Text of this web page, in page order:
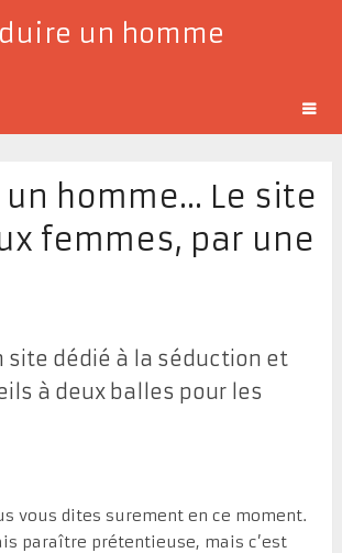
un homme
homme… Le site
femmes, par une
site dédié à la séduction et
à deux balles pour les
vous dites surement en ce moment.
paraître prétentieuse, mais c’est